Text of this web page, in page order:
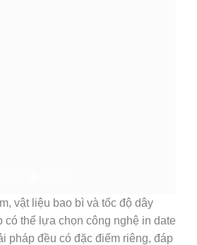
vật liệu bao bì và tốc độ dây
có thể lựa chọn công nghệ in date
pháp đều có đặc điểm riêng, đáp